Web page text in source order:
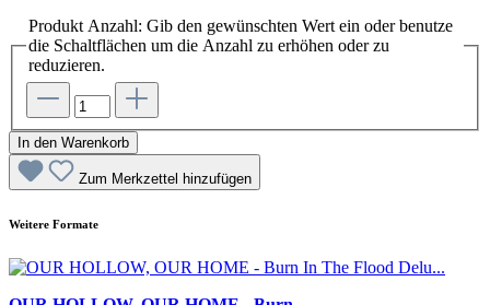
Produkt Anzahl: Gib den gewünschten Wert ein oder benutze
die Schaltflächen um die Anzahl zu erhöhen oder zu
reduzieren.
In den Warenkorb
Zum Merkzettel hinzufügen
Weitere Formate